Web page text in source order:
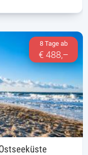
8 Tage ab
€ 488,–